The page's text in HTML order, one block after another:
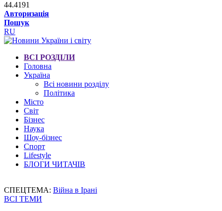
44.4191
Авторизація
Пошук
RU
ВСІ РОЗДІЛИ
Головна
Україна
Всі новини розділу
Політика
Місто
Світ
Бізнес
Наука
Шоу-бізнес
Спорт
Lifestyle
БЛОГИ ЧИТАЧІВ
СПЕЦТЕМА: Війна в Ірані
ВСІ ТЕМИ